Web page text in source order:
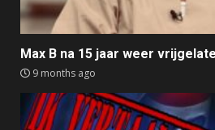
Max B na 15 jaar weer
9 months ago